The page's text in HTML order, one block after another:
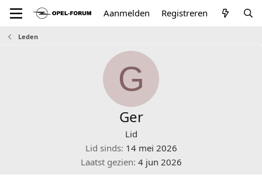
Aanmelden Registreren
Leden
G
Ger
Lid
Lid sinds 14 mei 2026
Laatst gezien 4 jun 2026